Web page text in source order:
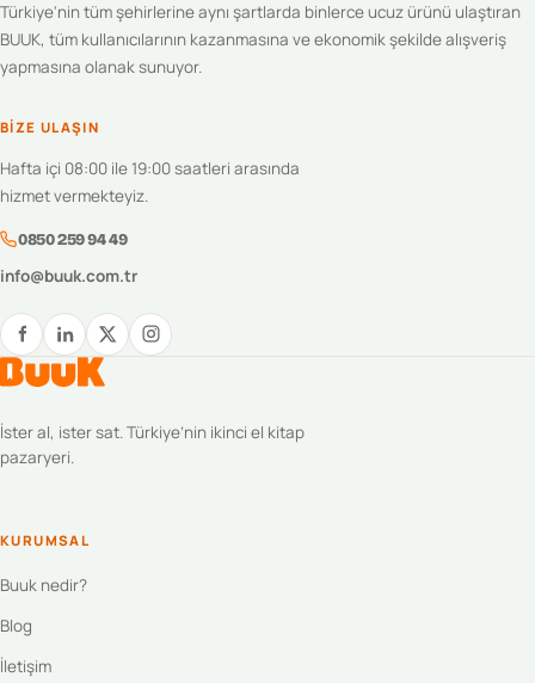
Türkiye'nin tüm şehirlerine aynı şartlarda binlerce ucuz ürünü ulaştıran
BUUK, tüm kullanıcılarının kazanmasına ve ekonomik şekilde alışveriş
yapmasına olanak sunuyor.
BIZE ULAŞIN
Hafta içi 08:00 ile 19:00 saatleri arasında
hizmet vermekteyiz.
0850 259 94 49
info@buuk.com.tr
İster al, ister sat. Türkiye’nin ikinci el kitap
pazaryeri.
KURUMSAL
Buuk nedir?
Blog
İletişim